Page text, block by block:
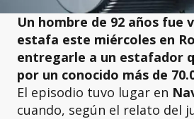
Un hombre de 92 años fue
estafa este miércoles en
entregarle a un estafador
por un conocido más de
El episodio tuvo lugar en
cuando, según el relato del